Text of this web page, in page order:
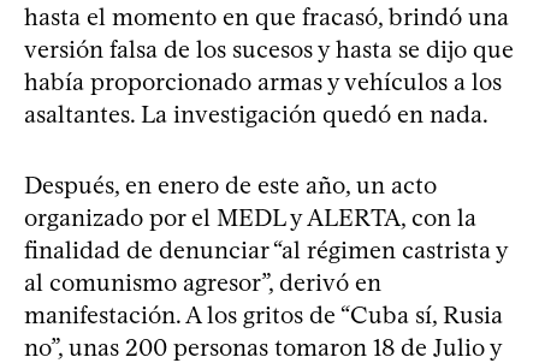
hasta el momento en que fracasó, brindó una
versión falsa de los sucesos y hasta se dijo que
había proporcionado armas y vehículos a los
asaltantes. La investigación quedó en nada.
Después, en enero de este año, un acto
organizado por el MEDL y ALERTA, con la
finalidad de denunciar “al régimen castrista y
al comunismo agresor”, derivó en
manifestación. A los gritos de “Cuba sí, Rusia
no”, unas 200 personas tomaron 18 de Julio y